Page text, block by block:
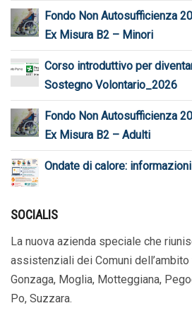
Fondo Non Autosufficienza
Ex Misura B2 – Minori
Corso introduttivo per
Sostegno Volontario_2026
Fondo Non Autosufficienza
Ex Misura B2 – Adulti
Ondate di calore:
SOCIALIS
La nuova azienda speciale che
assistenziali dei Comuni
Gonzaga, Moglia, Motteggiana,
Po, Suzzara.